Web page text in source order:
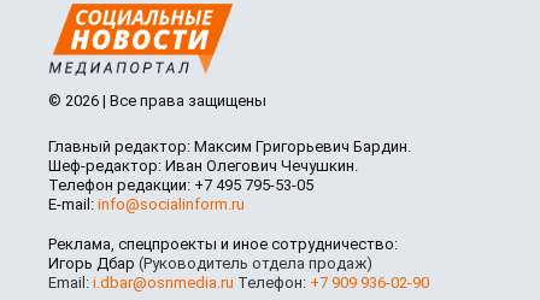
© 2026 | Все права защищены
Главный редактор: Максим Григорьевич Бардин.
Шеф-редактор: Иван Олегович Чечушкин.
Телефон редакции: +7 495 795-53-05
E-mail: info@socialinform.ru
Реклама, спецпроекты и иное сотрудничество:
Игорь Дбар (Руководитель отдела продаж)
Email: i.dbar@osnmedia.ru Телефон: +7 909 936-02-90